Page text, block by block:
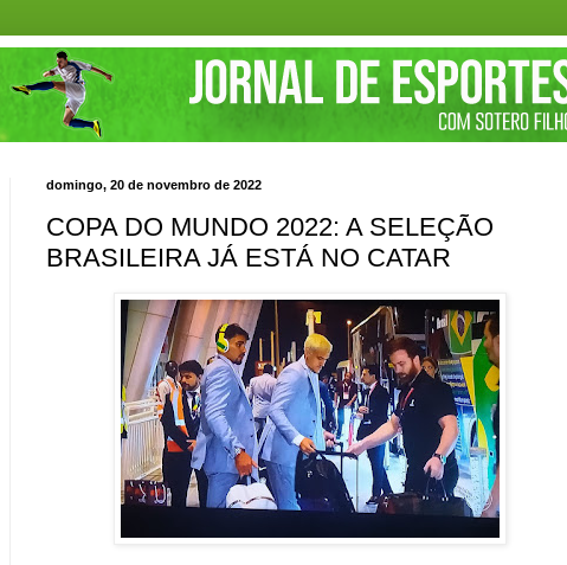
domingo, 20 de novembro de 2022
COPA DO MUNDO 2022: A SELEÇÃO
BRASILEIRA JÁ ESTÁ NO CATAR